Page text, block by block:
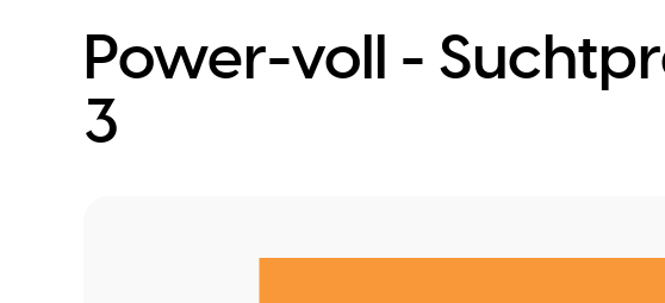
Power-voll -
3